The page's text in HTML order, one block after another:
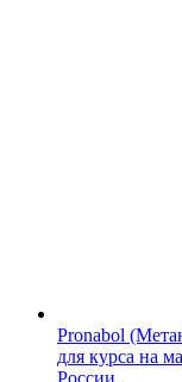
Pronabol
для курса на
России